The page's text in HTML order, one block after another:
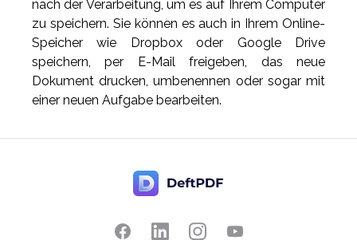
nach der Verarbeitung, um es auf Ihrem Computer
zu speichern. Sie können es auch in Ihrem Online-
Speicher wie Dropbox oder Google Drive
speichern, per E-Mail freigeben, das neue
Dokument drucken, umbenennen oder sogar mit
einer neuen Aufgabe bearbeiten.